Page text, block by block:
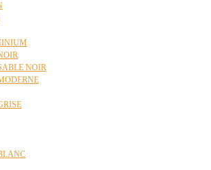
NOIR